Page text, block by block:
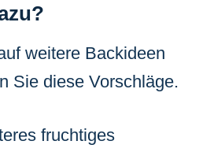
weitere Backideen
Sie diese Vorschläge.
fruchtiges